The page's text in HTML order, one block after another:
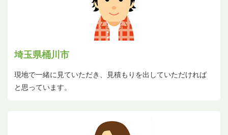
埼玉県桶川市
現地で一緒に見ていただき、見積もりを出していただければ
と思っています。